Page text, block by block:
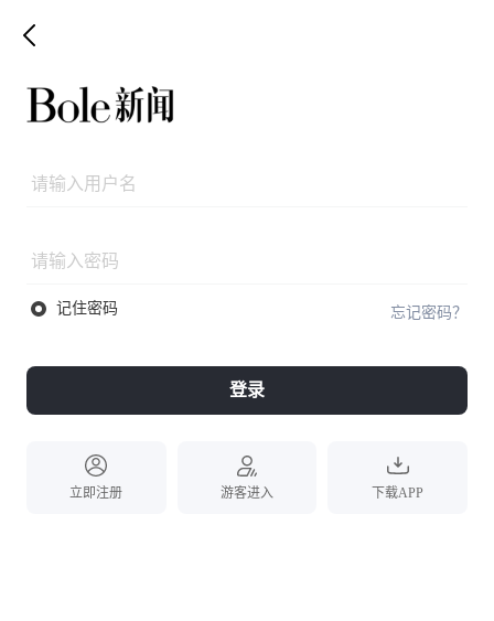
记住密码 忘记密码？
登录
立即注册 游客进入 下载APP